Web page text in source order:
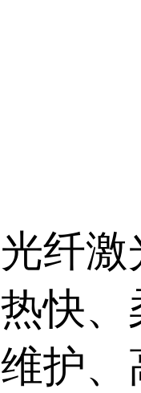
激
快
护